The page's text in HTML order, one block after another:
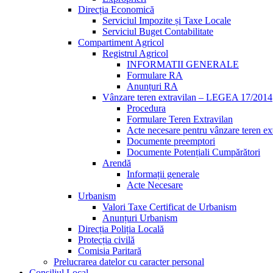
Direcția Economică
Serviciul Impozite și Taxe Locale
Serviciul Buget Contabilitate
Compartiment Agricol
Registrul Agricol
INFORMATII GENERALE
Formulare RA
Anunțuri RA
Vânzare teren extravilan – LEGEA 17/2014
Procedura
Formulare Teren Extravilan
Acte necesare pentru vânzare teren
Documente preemptori
Documente Potențiali Cumpărători
Arendă
Informații generale
Acte Necesare
Urbanism
Valori Taxe Certificat de Urbanism
Anunțuri Urbanism
Direcția Poliția Locală
Protecția civilă
Comisia Paritară
Prelucrarea datelor cu caracter personal